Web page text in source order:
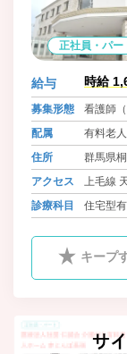
正社員・パー
給与 時給
募集形態
看護師
配属
有料老
住所
群馬県
アクセス
上毛線
東武桐
診療科目 住宅型
キープ